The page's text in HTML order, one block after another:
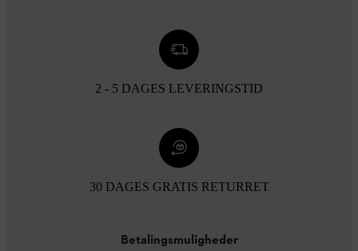
2 - 5 DAGES LEVERINGSTID
30 DAGES GRATIS RETURRET
Betalingsmuligheder